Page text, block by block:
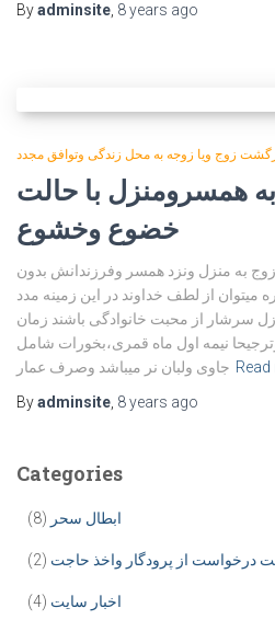
Byadminsite 8 years ago
زوج ویا زوجه به محل زندگی وتوافق مجدد
همسرومنزل با حالت
خضوع وخشوع
به منزل ونزد همسر وفرزندانش بدون
میتوان از لطف خداوند در این زمینه مدد
سرشار از محبت خانوادگی باشند زمان
نیمه اول ماه قمری،بخورات شامل
جاوی ولبان نر میباشد وصرف عمار
Byadminsite 8 years ago
Categories
ابطال سحر (8)
درخواست از پرودگار واخذ حاجت (2)
اخبار سایت (4)